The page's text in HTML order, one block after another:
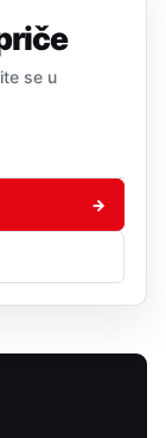
se u
→